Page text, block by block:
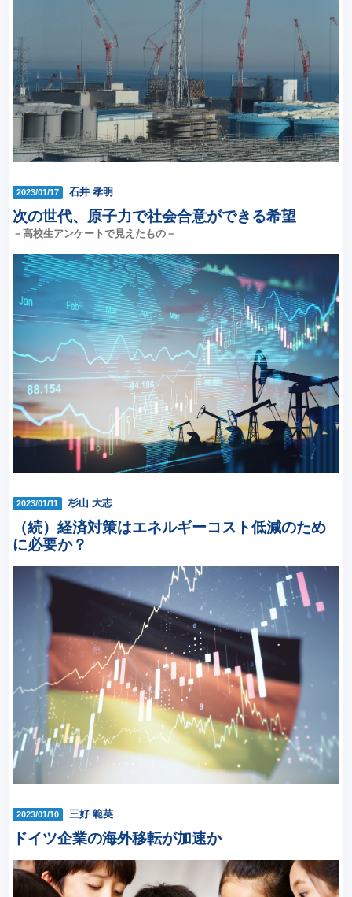
2023/01/17 石井 孝明
次の世代、原子力で社会合意ができる希望
－高校生アンケートで見えたもの－
2023/01/11 杉山 大志
（続）経済対策はエネルギーコスト低減のため
に必要か？
2023/01/10 三好 範英
ドイツ企業の海外移転が加速か